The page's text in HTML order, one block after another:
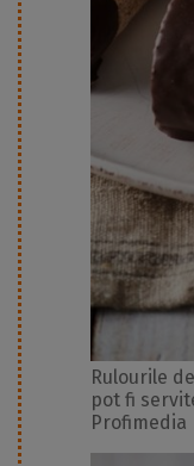
Rulourile
pot fi
Profimedia